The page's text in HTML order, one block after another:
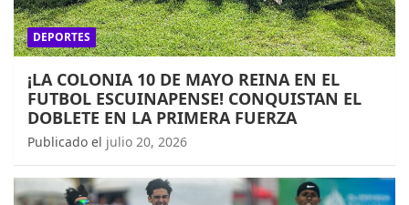
DEPORTES
¡LA COLONIA 10 DE MAYO REINA EN EL
FUTBOL ESCUINAPENSE! CONQUISTAN EL
DOBLETE EN LA PRIMERA FUERZA
Publicado el julio 20, 2026